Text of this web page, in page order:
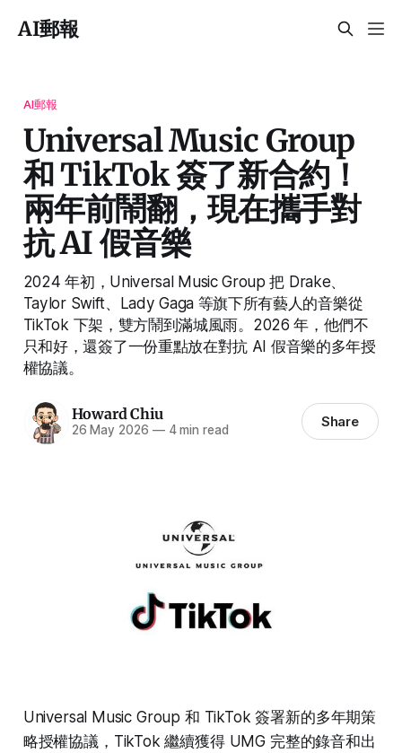
AI郵報
AI郵報
Universal Music Group
和 TikTok 簽了新合約！
兩年前鬧翻，現在攜手對
抗 AI 假音樂
2024 年初，Universal Music Group 把 Drake、
Taylor Swift、Lady Gaga 等旗下所有藝人的音樂從
TikTok 下架，雙方鬧到滿城風雨。2026 年，他們不
只和好，還簽了一份重點放在對抗 AI 假音樂的多年授
權協議。
Howard Chiu
26 May 2026 —4 min read Share
Universal Music Group 和 TikTok 簽署新的多年期策
略授權協議，TikTok 繼續獲得 UMG 完整的錄音和出